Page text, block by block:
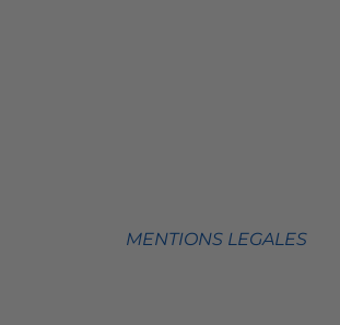
MENTIONS LEGALES